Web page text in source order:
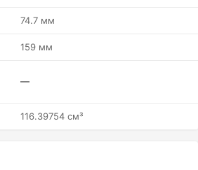
74.7 мм
159 мм
—
116.39754 см³